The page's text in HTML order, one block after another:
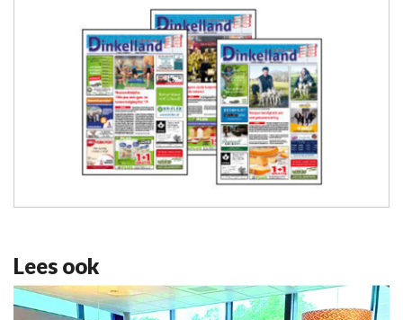
Lees ook